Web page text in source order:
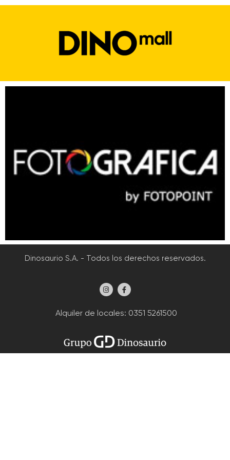
Dinosaurio S.A. - Todos los derechos reservados.
Alquiler de locales: 0351 5261500